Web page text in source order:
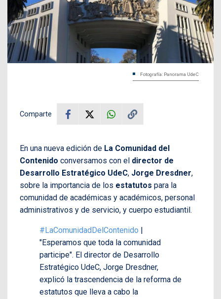
Fotografía: Panorama UdeC
Comparte
En una nueva edición de La Comunidad del
Contenido conversamos con el director de
Desarrollo Estratégico UdeC, Jorge Dresdner,
sobre la importancia de los estatutos para la
comunidad de académicas y académicos, personal
administrativos y de servicio, y cuerpo estudiantil.
#LaComunidadDelContenido |
"Esperamos que toda la comunidad
participe". El director de Desarrollo
Estratégico UdeC, Jorge Dresdner,
explicó la trascendencia de la reforma de
estatutos que lleva a cabo la